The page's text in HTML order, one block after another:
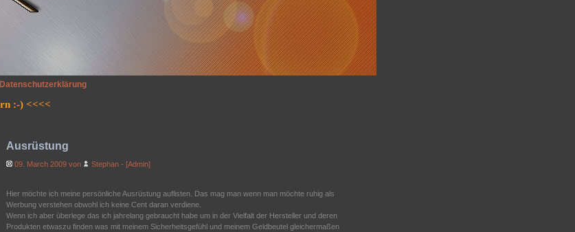
Datenschutzerklärung
Ausrüstung
09. March 2009 von Stephan - [Admin]
Hier möchte ich meine persönliche Ausrüstung auflisten. Das mag man wenn man möchte ruhig als
Werbung verstehen obwohl ich keine Cent daran verdiene.
Wenn ich aber überlege das ich jahrelang gebraucht habe um in der Vielfalt der Hersteller und deren
Produkten etwaszu finden was mit meinem Sicherheitsgefühl und meinem Geldbeutel gleichermaßen